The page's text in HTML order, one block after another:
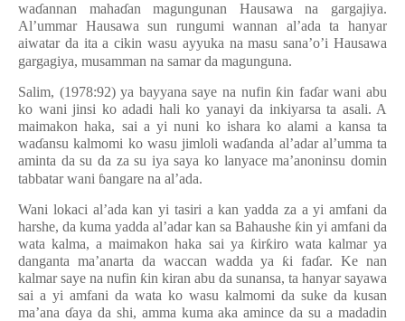
waɗannan mahaɗan magungunan Hausawa na gargajiya.
Al’ummar Hausawa sun rungumi wannan al’ada ta hanyar
aiwatar da ita a cikin wasu ayyuka na masu sana’o’i Hausawa
gargagiya, musamman na samar da magunguna.
Salim, (1978:92) ya bayyana saye na nufin ƙin faɗar wani abu
ko wani jinsi ko adadi hali ko yanayi da inkiyarsa ta asali. A
maimakon haka, sai a yi nuni ko ishara ko alami a kansa ta
waɗansu kalmomi ko wasu jimloli waɗanda al’adar al’umma ta
aminta da su da za su iya saya ko lanyace ma’anoninsu domin
tabbatar wani ɓangare na al’ada.
Wani lokaci al’ada kan yi tasiri a kan yadda za a yi amfani da
harshe, da kuma yadda al’adar kan sa Bahaushe ƙin yi amfani da
wata kalma, a maimakon haka sai ya ƙirƙiro wata kalmar ya
danganta ma’anarta da waccan wadda ya ƙi faɗar. Ke nan
kalmar saye na nufin ƙin kiran abu da sunansa, ta hanyar sayawa
sai a yi amfani da wata ko wasu kalmomi da suke da kusan
ma’ana ɗaya da shi, amma kuma aka amince da su a madadin